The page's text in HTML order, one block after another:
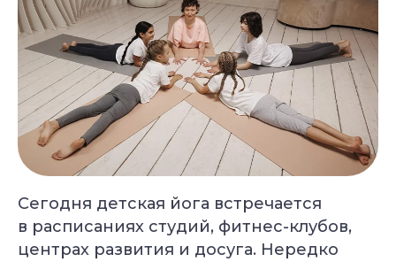
Сегодня детская йога встречается
в расписаниях студий, фитнес-клубов,
центрах развития и досуга. Нередко